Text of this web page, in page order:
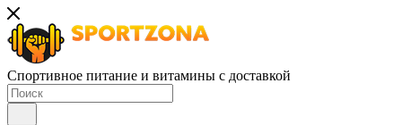
Спортивное питание и витамины с доставкой